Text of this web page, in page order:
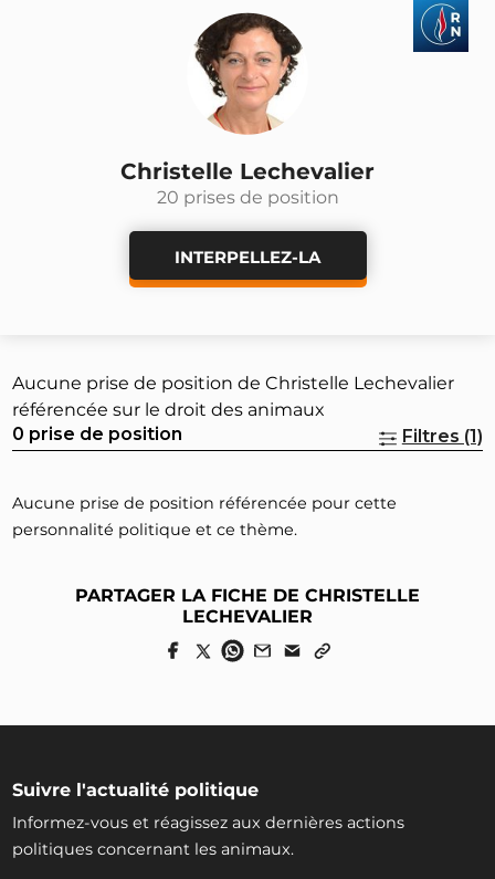
Christelle Lechevalier
20 prises de position
INTERPELLEZ-LA
Aucune prise de position de Christelle Lechevalier
référencée sur le droit des animaux
0 prise de position
Filtres (1)
Aucune prise de position référencée pour cette
personnalité politique et ce thème.
PARTAGER LA FICHE DE CHRISTELLE
LECHEVALIER
Suivre l'actualité politique
Informez-vous et réagissez aux dernières actions
politiques concernant les animaux.